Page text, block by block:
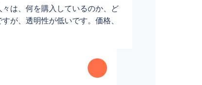
は、何を購入しているのか、ど
が、透明性が低いです。価格、